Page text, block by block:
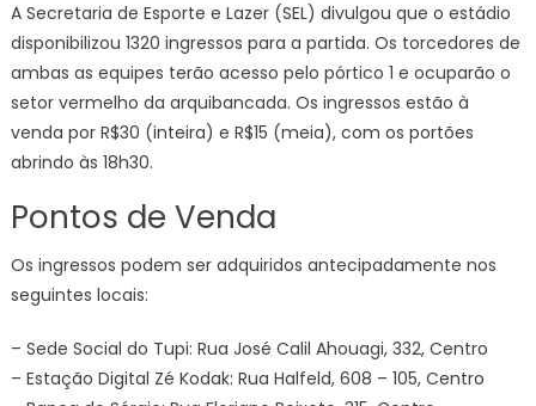
A Secretaria de Esporte e Lazer (SEL) divulgou que o estádio
disponibilizou 1320 ingressos para a partida. Os torcedores de
ambas as equipes terão acesso pelo pórtico 1 e ocuparão o
setor vermelho da arquibancada. Os ingressos estão à
venda por R$30 (inteira) e R$15 (meia), com os portões
abrindo às 18h30.
Pontos de Venda
Os ingressos podem ser adquiridos antecipadamente nos
seguintes locais:
– Sede Social do Tupi: Rua José Calil Ahouagi, 332, Centro
– Estação Digital Zé Kodak: Rua Halfeld, 608 – 105, Centro